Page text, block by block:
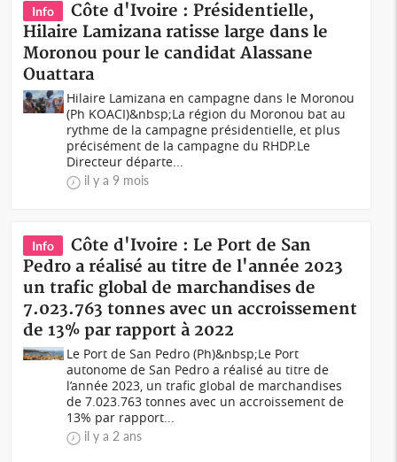
Info
Côte d'Ivoire : Présidentielle,
Hilaire Lamizana ratisse large dans le
Moronou pour le candidat Alassane
Ouattara
Hilaire Lamizana en campagne dans le Moronou
(Ph KOACI)&nbsp;La région du Moronou bat au
rythme de la campagne présidentielle, et plus
précisément de la campagne du RHDP.Le
Directeur départe...
il y a 9 mois
Info
Côte d'Ivoire : Le Port de San
Pedro a réalisé au titre de l'année 2023
un trafic global de marchandises de
7.023.763 tonnes avec un accroissement
de 13% par rapport à 2022
Le Port de San Pedro (Ph)&nbsp;Le Port
autonome de San Pedro a réalisé au titre de
l’année 2023, un trafic global de marchandises
de 7.023.763 tonnes avec un accroissement de
13% par rapport...
il y a 2 ans